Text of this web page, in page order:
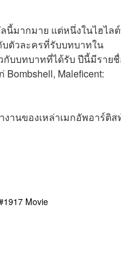
นี้มากมาย แต่หนึ่งในไฮไล
บตัวละครที่รับบทบาทใน
กับบทบาทที่ได้รับ ปีนี้มีราย
Bombshell, Maleficent:
านของเหล่าเมกอัพอาร์ติส
1917 Movie